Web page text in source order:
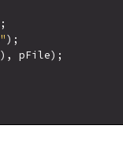
);
pFile);